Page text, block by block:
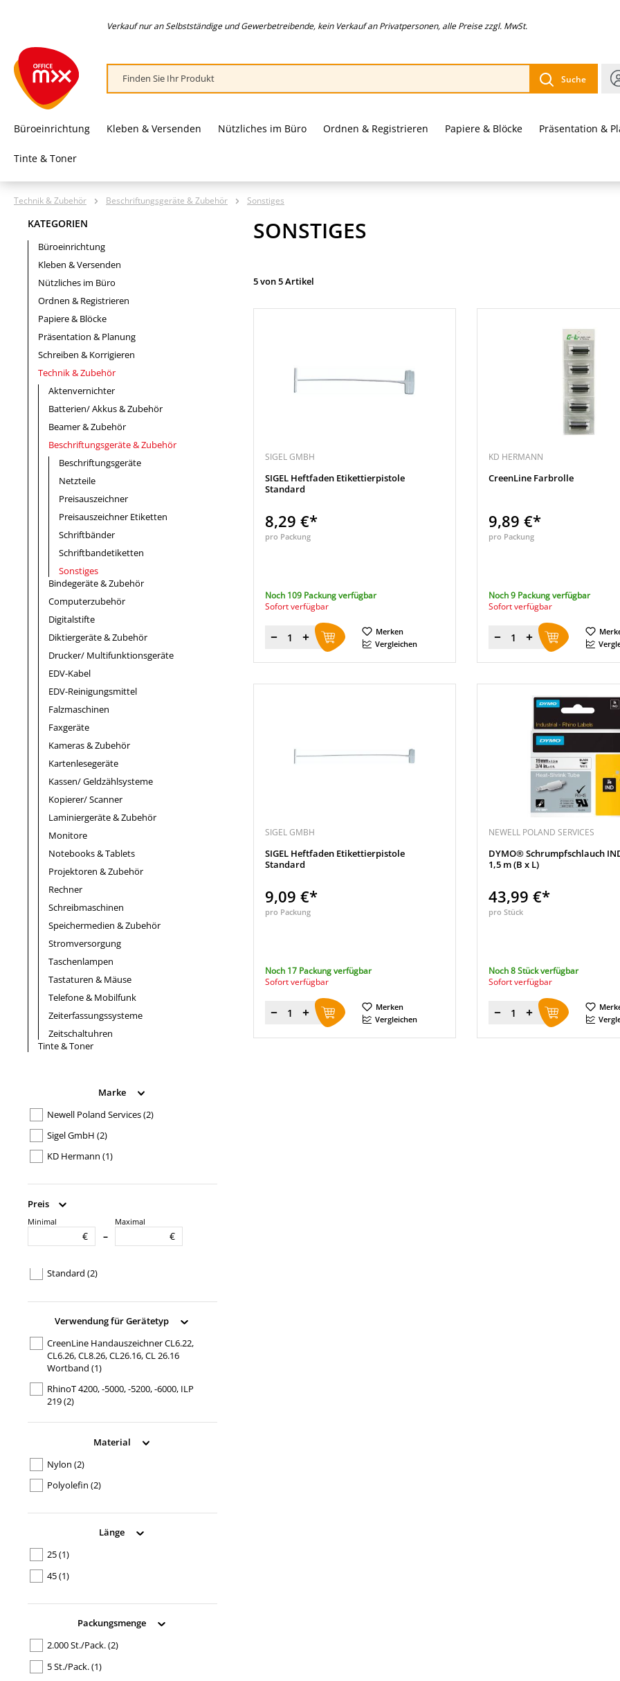
Verkauf nur an Selbstständige und Gewerbetreibende, kein Verkauf an Privatpersonen, alle Preise zzgl. MwSt.
Suche
Büroeinrichtung Kleben & Versenden Nützliches im Büro Ordnen & Registrieren Papiere & Blöcke Präsentation &
Tinte & Toner
Technik & Zubehör Beschriftungsgeräte & Zubehör Sonstiges
KATEGORIEN
Büroeinrichtung
Kleben & Versenden
Nützliches im Büro
Ordnen & Registrieren
Papiere & Blöcke
Präsentation & Planung
Schreiben & Korrigieren
Technik & Zubehör
Aktenvernichter
Batterien/ Akkus & Zubehör
Beamer & Zubehör
Beschriftungsgeräte & Zubehör
Beschriftungsgeräte
Netzteile
Preisauszeichner
Preisauszeichner Etiketten
Schriftbänder
Schriftbandetiketten
Sonstiges
Bindegeräte & Zubehör
Computerzubehör
Digitalstifte
Diktiergeräte & Zubehör
Drucker/ Multifunktionsgeräte
EDV-Kabel
EDV-Reinigungsmittel
Falzmaschinen
Faxgeräte
Kameras & Zubehör
Kartenlesegeräte
Kassen/ Geldzählsysteme
Kopierer/ Scanner
Laminiergeräte & Zubehör
Monitore
Notebooks & Tablets
Projektoren & Zubehör
Rechner
Schreibmaschinen
Speichermedien & Zubehör
Stromversorgung
Taschenlampen
Tastaturen & Mäuse
Telefone & Mobilfunk
Zeiterfassungssysteme
Zeitschaltuhren
Tinte & Toner
Marke
Newell Poland Services(2)
Sigel GmbH (2)
KD Hermann (1)
Preis
Minimal
€ –
Maximal
€
Produkttypbezeichnung
Standard (2)
Verwendung für Gerätetyp
CreenLine Handauszeichner CL6.22,
CL6.26, CL8.26, CL26.16, CL 26.16
Wortband (1)
RhinoT 4200, -5000, -5200, -6000, ILP
219(2)
Material
Nylon (2)
Polyolefin (2)
Länge
25(1)
45(1)
Packungsmenge
2.000 St./Pack.(2)
5 St./Pack.(1)
SONSTIGES
5 von 5 Artikel
SIGEL GMBH
SIGEL Heftfaden Etikettierpistole
Standard
8,29 €*
pro Packung
Noch 109 Packung verfügbar
Sofort verfügbar
Menge
Merken
Vergleichen
KD HERMANN
CreenLine Farbrolle
9,89 €*
pro Packung
Noch 9 Packung verfügbar
Sofort verfügbar
Menge
SIGEL GMBH
SIGEL Heftfaden Etikettierpistole
Standard
9,09 €*
pro Packung
Noch 17 Packung verfügbar
Sofort verfügbar
Menge
Merken
Vergleichen
NEWELL POLAND SERVICES
DYMO® Schrumpfschlauch
1,5 m (B x L)
43,99 €*
pro Stück
Noch 8 Stück verfügbar
Sofort verfügbar
Menge